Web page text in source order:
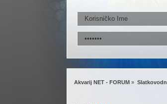
Akvarij NET - FORUM »